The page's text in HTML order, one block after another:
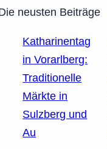
neusten Beiträge
Katharinentag
in Vorarlberg:
Traditionelle
Märkte in
Sulzberg und
Au